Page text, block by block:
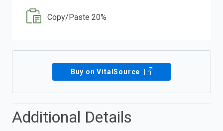
Copy/Paste 20%
Buy on VitalSource
Additional Details